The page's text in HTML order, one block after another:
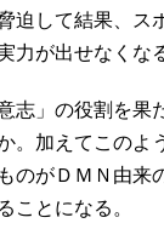
迫して結果、ス
力が出せなくな
志」の役割を果
。加えてこのよ
のがＤＭＮ由来
ことになる。